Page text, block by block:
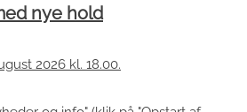
nye hold
2026 kl. 18.00.